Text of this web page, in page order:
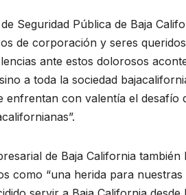
Seguridad Pública de Baja
de corporación y seres
ante estos dolorosos
a toda la sociedad
enfrentan con valentía el desafío
de Baja California también
como “una herida para